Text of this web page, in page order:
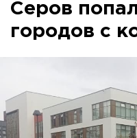
Серов
городов с